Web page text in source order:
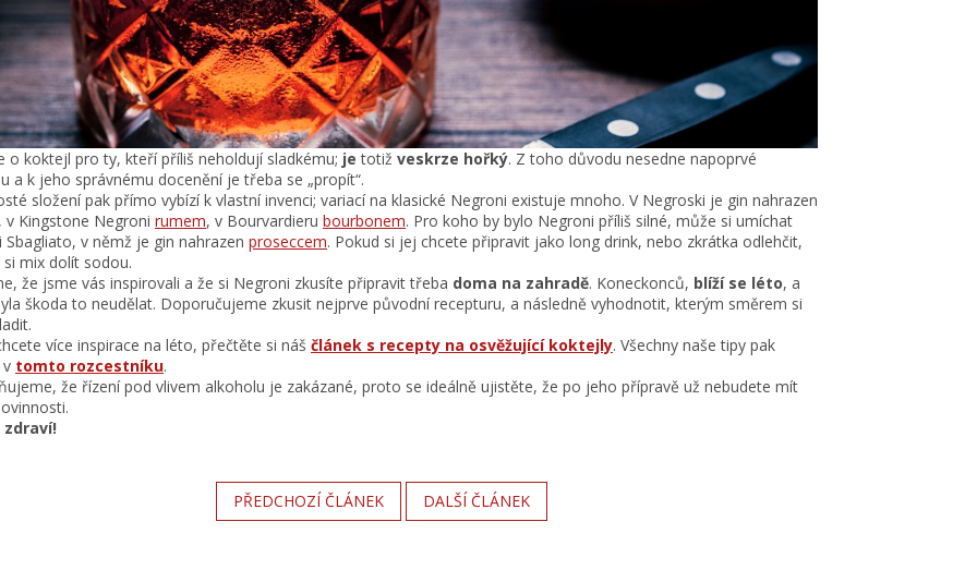
o koktejl pro ty, kteří příliš neholdují sladkému; je totiž veskrze hořký. Z toho důvodu nesedne napoprvé
a k jeho správnému docenění je třeba se „propít“.
složení pak přímo vybízí k vlastní invenci; variací na klasické Negroni existuje mnoho. V Negroski je gin nahrazen
, v Kingstone Negroni rumem, v Bourvardieru bourbonem. Pro koho by bylo Negroni příliš silné, může si umíchat
Sbagliato, v němž je gin nahrazen proseccem. Pokud si jej chcete připravit jako long drink, nebo zkrátka odlehčit,
mix dolít sodou.
že jsme vás inspirovali a že si Negroni zkusíte připravit třeba doma na zahradě. Koneckonců, blíží se léto, a
škoda to neudělat. Doporučujeme zkusit nejprve původní recepturu, a následně vyhodnotit, kterým směrem si
více inspirace na léto, přečtěte si náš článek s recepty na osvěžující koktejly. Všechny naše tipy pak
tomto rozcestníku.
že řízení pod vlivem alkoholu je zakázané, proto se ideálně ujistěte, že po jeho přípravě už nebudete mít
zdraví!
PŘEDCHOZÍ ČLÁNEK DALŠÍ ČLÁNEK